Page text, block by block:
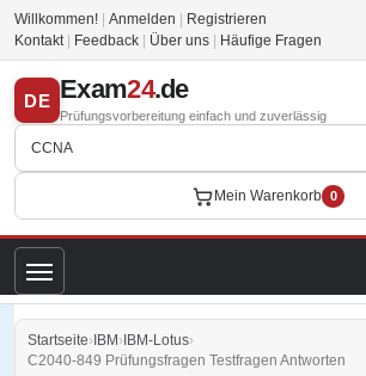
Willkommen! Anmelden
Registrieren
Kontakt
Feedback Über uns Häufige Fragen
DE Exam24.de
Prüfungsvorbereitung einfach und zuverlässig
Mein Warenkorb 0
Startseite› IBM › IBM-Lotus›
C2040-849 Prüfungsfragen Testfragen Antworten